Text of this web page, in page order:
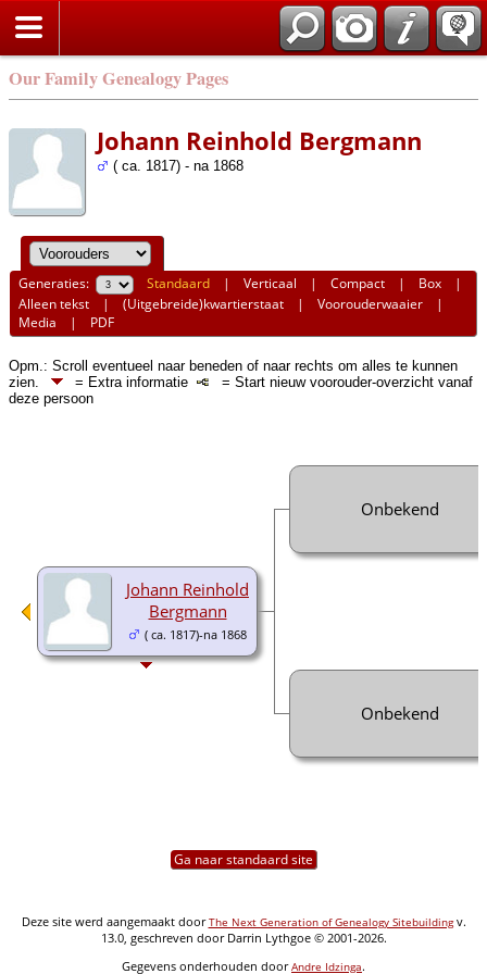
Our Family Genealogy Pages
Johann Reinhold Bergmann
( ca. 1817) - na 1868
Generaties: Standaard |Verticaal |Compact | Box |
Alleen tekst |(Uitgebreide)kwartierstaat |Voorouderwaaier |
Media | PDF
Opm.: Scroll eventueel naar beneden of naar rechts om alles te kunnen
zien.
= Extra informatie
= Start nieuw voorouder-overzicht vanaf
deze persoon
Johann Reinhold
Bergmann
( ca. 1817)-na 1868
Onbekend
Onbekend
Ga naar standaard site
Deze site werd aangemaakt doorThe Next Generation of Genealogy Sitebuildingv.
13.0, geschreven door Darrin Lythgoe © 2001-2026.
Gegevens onderhouden doorAndre Idzinga.